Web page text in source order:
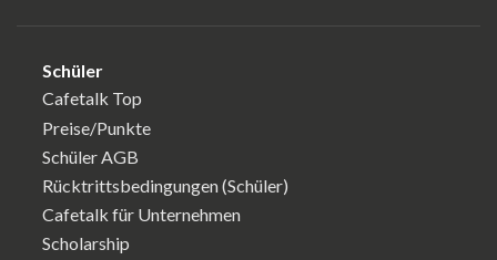
Schüler
Cafetalk Top
Preise/Punkte
Schüler AGB
Rücktrittsbedingungen (Schüler)
Cafetalk für Unternehmen
Scholarship